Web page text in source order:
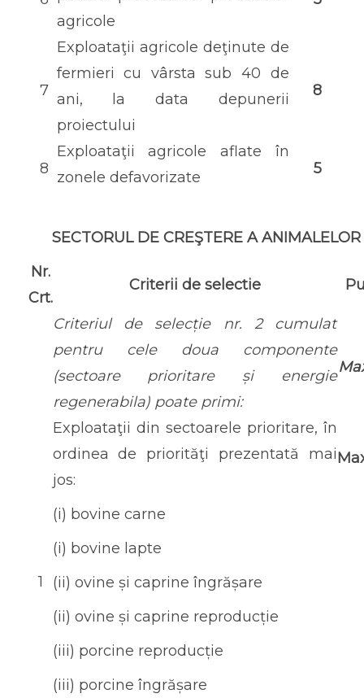
agricole
7
Exploataţii agricole deţinute de
fermieri cu vârsta sub 40 de
ani, la data depunerii
proiectului
8
8
Exploataţii agricole aflate în
zonele defavorizate
5
SECTORUL DE CREŞTERE A ANIMALELOR
Nr.
Crt.
Criterii de selectie
1
Criteriul de selecție nr. 2 cumulat
pentru cele doua componente
(sectoare prioritare și energie
regenerabila) poate primi:
Exploataţii din sectoarele prioritare, în
ordinea de priorităţi prezentată mai
jos:
(i) bovine carne
(i) bovine lapte
(ii) ovine și caprine îngrășare
(ii) ovine și caprine reproducție
(iii) porcine reproducție
(iii) porcine îngrășare